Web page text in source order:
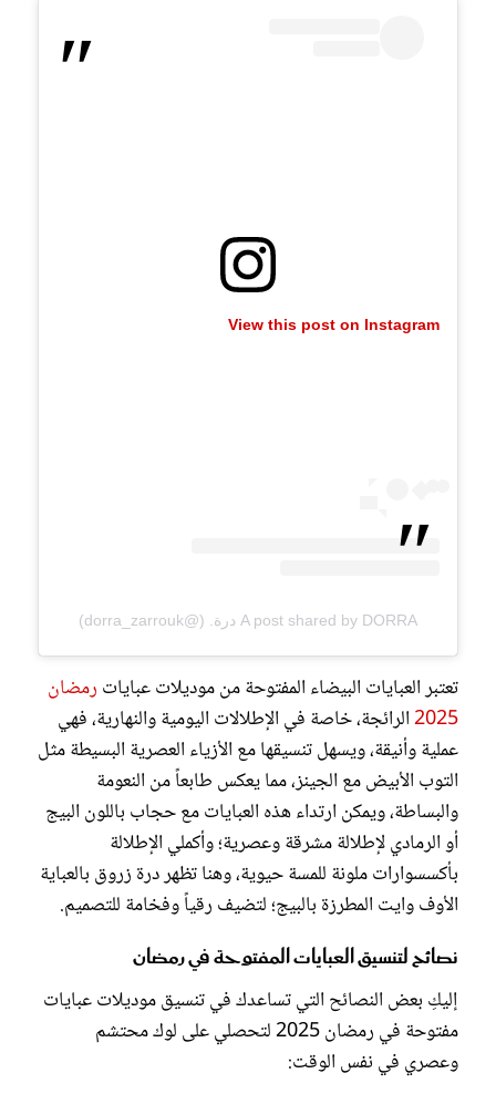
View this post on Instagram
A post shared by DORRA درة. (@dorra_zarrouk)
تعتبر العبايات البيضاء المفتوحة من موديلات عبايات رمضان
2025الرائجة، خاصة في الإطلالات اليومية والنهارية، فهي
عملية وأنيقة، ويسهل تنسيقها مع الأزياء العصرية البسيطة مثل
التوب الأبيض مع الجينز، مما يعكس طابعاً من النعومة
والبساطة، ويمكن ارتداء هذه العبايات مع حجاب باللون البيج
أو الرمادي لإطلالة مشرقة وعصرية؛ وأكملي الإطلالة
بأكسسوارات ملونة للمسة حيوية، وهنا تظهر درة زروق بالعباية
الأوف وايت المطرزة بالبيج؛ لتضيف رقياً وفخامة للتصميم.
نصائح لتنسيق العبايات المفتوحة في رمضان
إليكِ بعض النصائح التي تساعدك في تنسيق موديلات عبايات
مفتوحة في رمضان 2025 لتحصلي على لوك محتشم
وعصري في نفس الوقت: